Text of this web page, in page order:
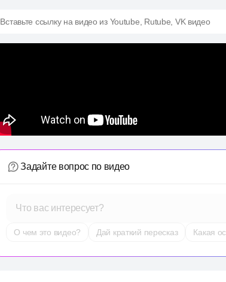
Вставьте ссылку на видео из Youtube, Rutube, VK видео
Задайте вопрос по видео
Что вас интересует?
О чем это видео? Дай краткий пересказ Какая